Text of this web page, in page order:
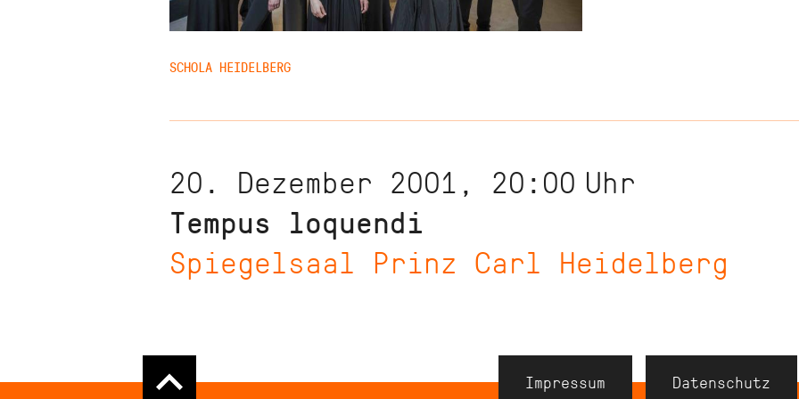
SCHOLA HEIDELBERG
20. Dezember 2001, 20:00 Uhr
Tempus loquendi
Spiegelsaal Prinz Carl Heidelberg
Navigation
Impressum Datenschutz